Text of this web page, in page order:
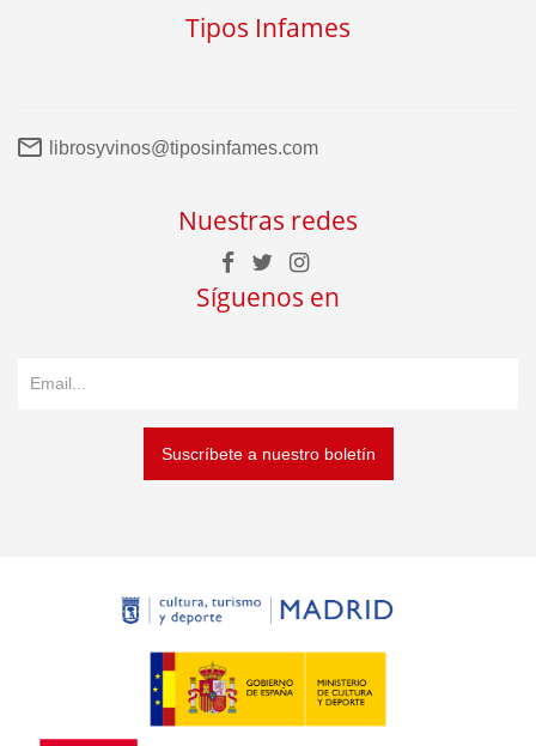
Tipos Infames
librosyvinos@tiposinfames.com
Nuestras redes
Síguenos en
Suscríbete a nuestro boletín